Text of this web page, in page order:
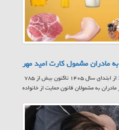
به گزارش حراج کن یک مسئول گفت: از ابتدای سال ۱۴۰۵ تاکنون بیش از ۷۸۵
به مشمولان قانون حمایت از خانواده